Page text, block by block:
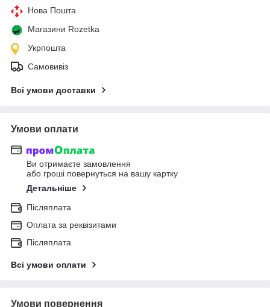
Нова Пошта
Магазини Rozetka
Укрпошта
Самовивіз
Всі умови доставки
Умови оплати
Ви отримаєте замовлення
або гроші повернуться на вашу картку
Детальніше
Післяплата
Оплата за реквізитами
Післяплата
Всі умови оплати
Умови повернення